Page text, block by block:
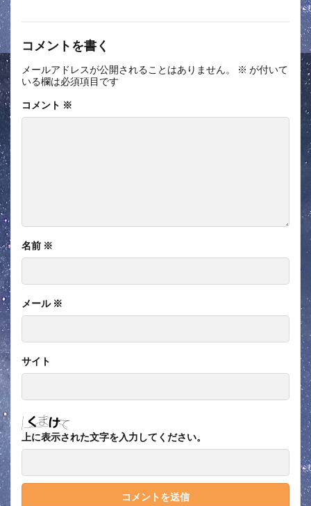
コメントを書く
メールアドレスが公開されることはありません。 ※ が付いて
いる欄は必須項目です
コメント ※
名前 ※
メール ※
サイト
上に表示された文字を入力してください。